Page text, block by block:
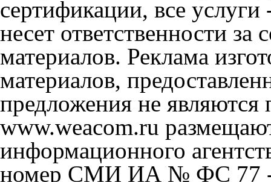
сертификации, все
несет ответственности
материалов. Реклама
материалов,
предложения не
www.weacom.ru
информационного
номер СМИ ИА № ФС 77 -